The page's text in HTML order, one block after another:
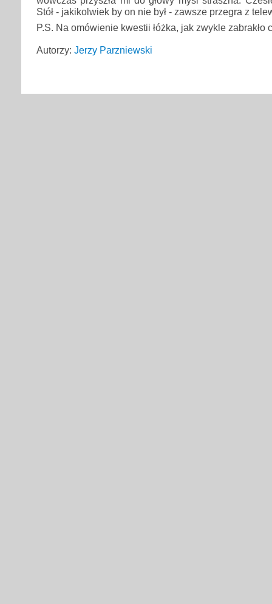
Stół - jakikolwiek by on nie był - zawsze przegra z
P.S. Na omówienie kwestii łóżka, jak zwykle zabrakło
Autorzy: Jerzy Parzniewski